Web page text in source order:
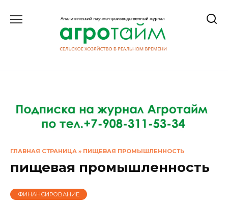
ГЛАВНАЯ СТРАНИЦА » ПИЩЕВАЯ ПРОМЫШЛЕННОСТЬ
пищевая промышленность
ФИНАНСИРОВАНИЕ